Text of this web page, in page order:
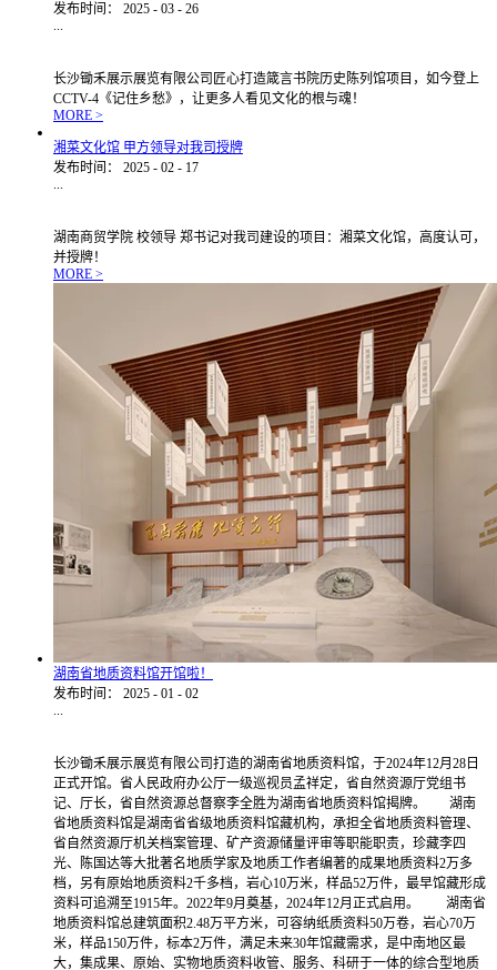
发布时间：
2025 - 03 - 26
...
长沙锄禾展示展览有限公司匠心打造箴言书院历史陈列馆项目，如今登上
CCTV-4《记住乡愁》，让更多人看见文化的根与魂！
MORE >
湘菜文化馆 甲方领导对我司授牌
发布时间：
2025 - 02 - 17
...
湖南商贸学院 校领导 郑书记对我司建设的项目：湘菜文化馆，高度认可，
并授牌！
MORE >
湖南省地质资料馆开馆啦！
发布时间：
2025 - 01 - 02
...
长沙锄禾展示展览有限公司打造的湖南省地质资料馆，于2024年12月28日
正式开馆。省人民政府办公厅一级巡视员孟祥定，省自然资源厅党组书
记、厅长，省自然资源总督察李全胜为湖南省地质资料馆揭牌。 湖南
省地质资料馆是湖南省省级地质资料馆藏机构，承担全省地质资料管理、
省自然资源厅机关档案管理、矿产资源储量评审等职能职责，珍藏李四
光、陈国达等大批著名地质学家及地质工作者编著的成果地质资料2万多
档，另有原始地质资料2千多档，岩心10万米，样品52万件，最早馆藏形成
资料可追溯至1915年。2022年9月奠基，2024年12月正式启用。 湖南省
地质资料馆总建筑面积2.48万平方米，可容纳纸质资料50万卷，岩心70万
米，样品150万件，标本2万件，满足未来30年馆藏需求，是中南地区最
大，集成果、原始、实物地质资料收管、服务、科研于一体的综合型地质